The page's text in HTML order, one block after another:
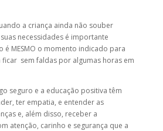
a criança ainda não souber
necessidades é importante
é MESMO o momento indicado para
ficar sem faldas por algumas horas em
seguro e a educação positiva têm
ter empatia, e entender as
e, além disso, receber a
atenção, carinho e segurança que a